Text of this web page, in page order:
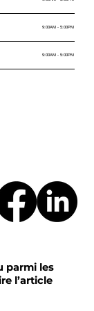
parmi les
l’article
9:00AM - 5:00PM
9:00AM - 5:00PM